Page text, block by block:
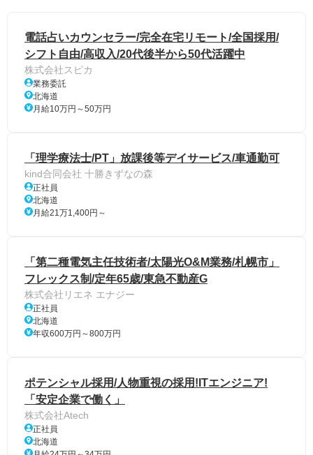
電話占いカウンセラー/完全在宅リモート/全国採用/
シフト自由/高収入/20代後半から50代活躍中
株式会社スピカ
業務委託
北海道
月給10万円～50万円
「理学療法士/PT」放課後等デイサービス/車通勤可
kind合同会社 十勝きずなの森
正社員
北海道
月給21万1,400円～
「第二種電気主任技術者/太陽光O&M業務/札幌市」
フレックス制/定年65歳/東急不動産G
株式会社リエネ エナジー
正社員
北海道
年収600万円～800万円
ポテンシャル採用/人物重視の採用!ITエンジニア!
「安定企業で働く」
株式会社Atech
正社員
北海道